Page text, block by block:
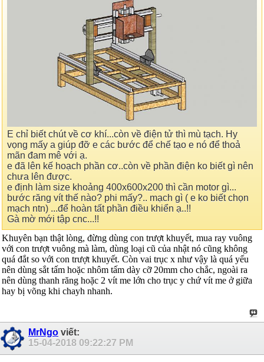
E chỉ biết chút về cơ khí...còn về điện tử thì mù tạch. Hy
vọng mấy a giúp đỡ e các bước để chế tạo e nó để thoả
mãn đam mê với ạ.
e đã lên kế hoạch phần cơ..còn về phần điện ko biết gì nên
chưa lên được.
e định làm size khoảng 400x600x200 thì cần motor gì...
bước răng vít thế nào? phi mấy?.. mạch gì ( e ko biết chọn
mạch ntn) ...để hoàn tất phần điều khiển ạ..!!
Gà mờ mới tập cnc...!!
Khuyên bạn thật lòng, đừng dùng con trượt khuyết, mua ray vuông
với con trượt vuông mà làm, dùng loại cũ của nhật nó cũng không
quá đắt so với con trượt khuyết. Còn vai trục x như vậy là quá yếu
nên dùng sắt tấm hoặc nhôm tấm dày cỡ 20mm cho chắc, ngoài ra
nên dùng thanh răng hoặc 2 vít me lớn cho trục y chứ vít me ở giữa
hay bị võng khi chayh nhanh.
MrNgo viết:
15-04-2018 09:22:27 PM